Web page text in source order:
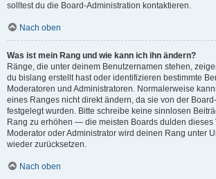
solltest du die Board-Administration kontaktieren.
Nach oben
Was ist mein Rang und wie kann ich ihn ändern?
Ränge, die unter deinem Benutzernamen stehen,
du bislang erstellt hast oder identifizieren bestimmte
Moderatoren und Administratoren. Normalerweise
eines Ranges nicht direkt ändern, da sie von der
festgelegt wurden. Bitte schreibe keine sinnlosen
Rang zu erhöhen — die meisten Boards dulden dieses
Moderator oder Administrator wird deinen Rang unter
wieder zurücksetzen.
Nach oben